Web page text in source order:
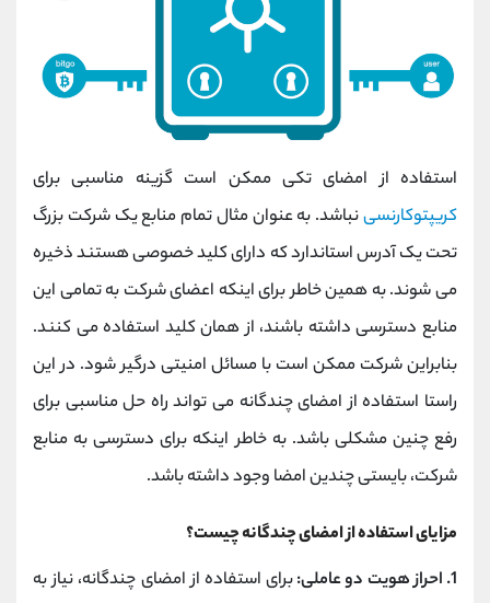
استفاده از امضای تکی ممکن است گزینه مناسبی برای
کریپتوکارنسینباشد. به عنوان مثال تمام منابع یک شرکت بزرگ
تحت یک آدرس استاندارد که دارای کلید خصوصی هستند ذخیره
می شوند. به همین خاطر برای اینکه اعضای شرکت به تمامی این
منابع دسترسی داشته باشند، از همان کلید استفاده می کنند.
بنابراین شرکت ممکن است با مسائل امنیتی درگیر شود. در این
راستا استفاده از امضای چندگانه می تواند راه حل مناسبی برای
رفع چنین مشکلی باشد. به خاطر اینکه برای دسترسی به منابع
شرکت، بایستی چندین امضا وجود داشته باشد.
مزایای استفاده از امضای چندگانه چیست؟
1. احراز هویت دو عاملی:
برای استفاده از امضای چندگانه، نیاز به